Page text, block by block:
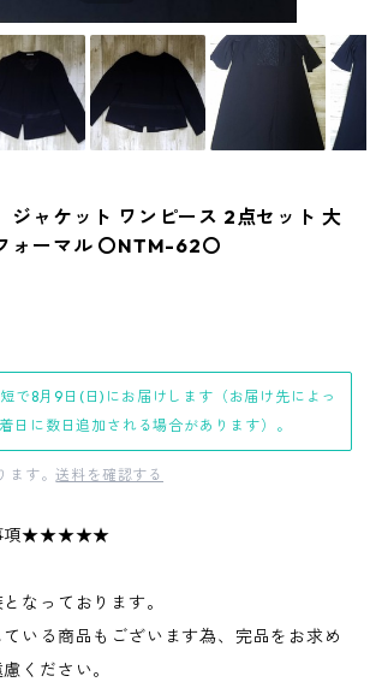
ャケット ワンピース 2点セット 大
ォーマル 〇NTM-62〇
で8月9日(日)にお届けします（お届け先によっ
日に数日追加される場合があります）。
ます。送料を確認する
項★★★★★
なっております。
いる商品もございます為、完品をお求め
ください。